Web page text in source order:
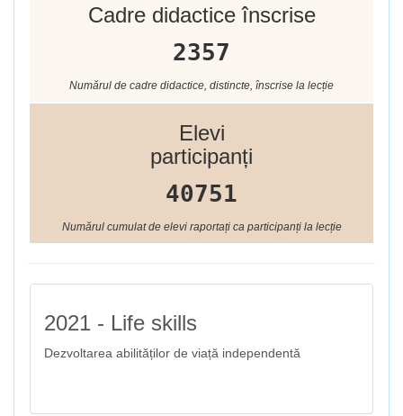
Cadre didactice înscrise
2357
Numărul de cadre didactice, distincte, înscrise la lecție
Elevi
participanți
40751
Numărul cumulat de elevi raportați ca participanți la lecție
2021 - Life skills
Dezvoltarea abilităților de viață independentă